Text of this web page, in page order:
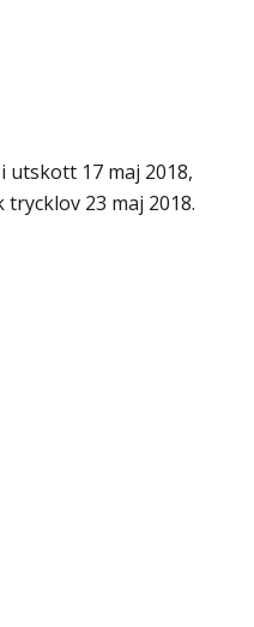
utskott 17 maj 2018,
trycklov 23 maj 2018.